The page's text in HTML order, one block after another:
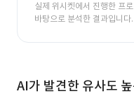
실제 위시켓에서 진행한 프
바탕으로 분석한 결과입니다.
AI가 발견한 유사도